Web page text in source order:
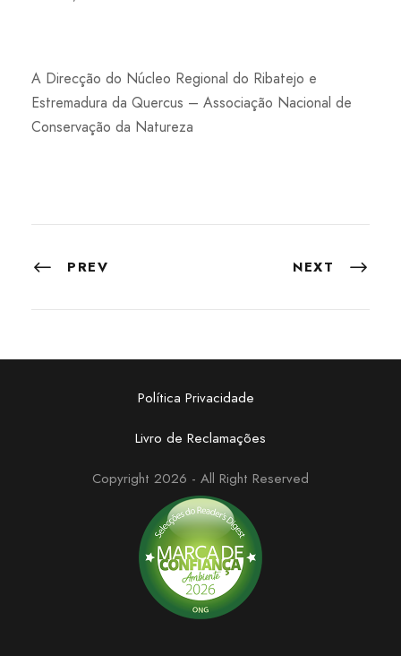
A Direcção do Núcleo Regional do Ribatejo e
Estremadura da Quercus – Associação Nacional de
Conservação da Natureza
PREV NEXT
Política Privacidade
Livro de Reclamações
Copyright 2026 - All Right Reserved